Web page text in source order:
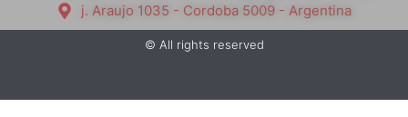
j. Araujo 1035 - Cordoba 5009 - Argentina
© All rights reserved